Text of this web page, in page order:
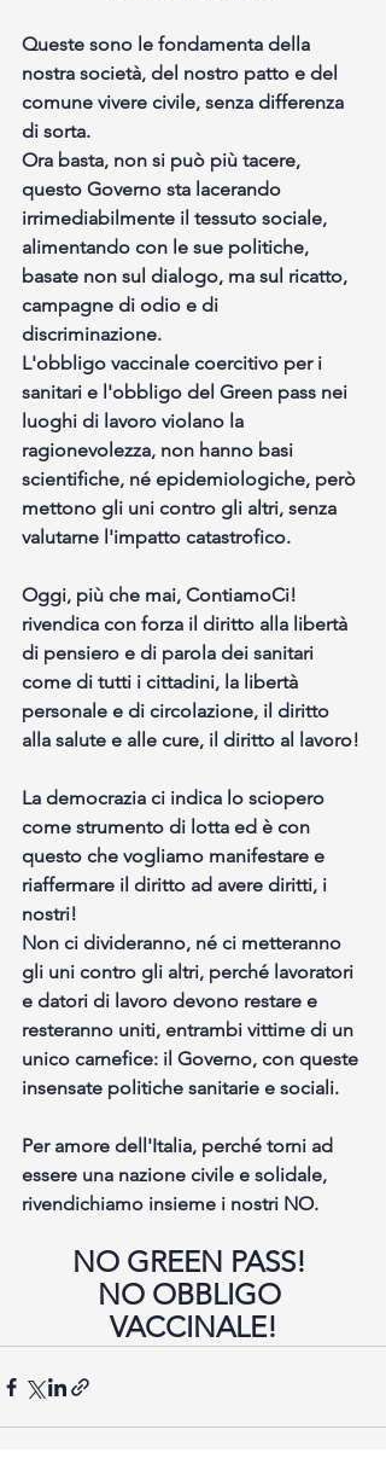
Queste sono le fondamenta della
nostra società, del nostro patto e del
comune vivere civile, senza differenza
di sorta.
Ora basta, non si può più tacere,
questo Governo sta lacerando
irrimediabilmente il tessuto sociale,
alimentando con le sue politiche,
basate non sul dialogo, ma sul ricatto,
campagne di odio e di
discriminazione.
L'obbligo vaccinale coercitivo per i
sanitari e l'obbligo del Green pass nei
luoghi di lavoro violano la
ragionevolezza, non hanno basi
scientifiche, né epidemiologiche, però
mettono gli uni contro gli altri, senza
valutarne l'impatto catastrofico.
Oggi, più che mai, ContiamoCi!
rivendica con forza il diritto alla libertà
di pensiero e di parola dei sanitari
come di tutti i cittadini, la libertà
personale e di circolazione, il diritto
alla salute e alle cure, il diritto al lavoro!
La democrazia ci indica lo sciopero
come strumento di lotta ed è con
questo che vogliamo manifestare e
riaffermare il diritto ad avere diritti, i
nostri!
Non ci divideranno, né ci metteranno
gli uni contro gli altri, perché lavoratori
e datori di lavoro devono restare e
resteranno uniti, entrambi vittime di un
unico carnefice: il Governo, con queste
insensate politiche sanitarie e sociali.
Per amore dell'Italia, perché torni ad
essere una nazione civile e solidale,
rivendichiamo insieme i nostri NO.
NO GREEN PASS!
NO OBBLIGO
VACCINALE!